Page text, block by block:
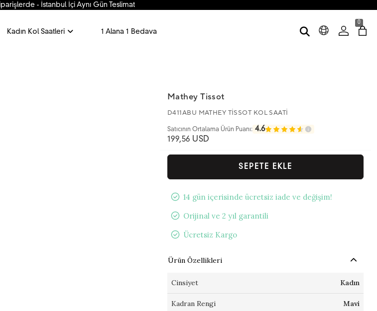
- İstanbul İçi Aynı Gün Teslimat
Kadın Kol Saatleri 1 Alana 1 Bedava
0
Mathey Tissot
D411ABU MATHEY TİSSOT KOL SAATİ
Satıcının Ortalama Ürün Puanı: 4.6
199,56 USD
SEPETE EKLE
14 gün içerisinde ücretsiz iade ve değişim!
Orijinal ve 2 yıl garantili
Ücretsiz Kargo
Ürün Özellikleri
Cinsiyet Kadın
Kadran Rengi Mavi